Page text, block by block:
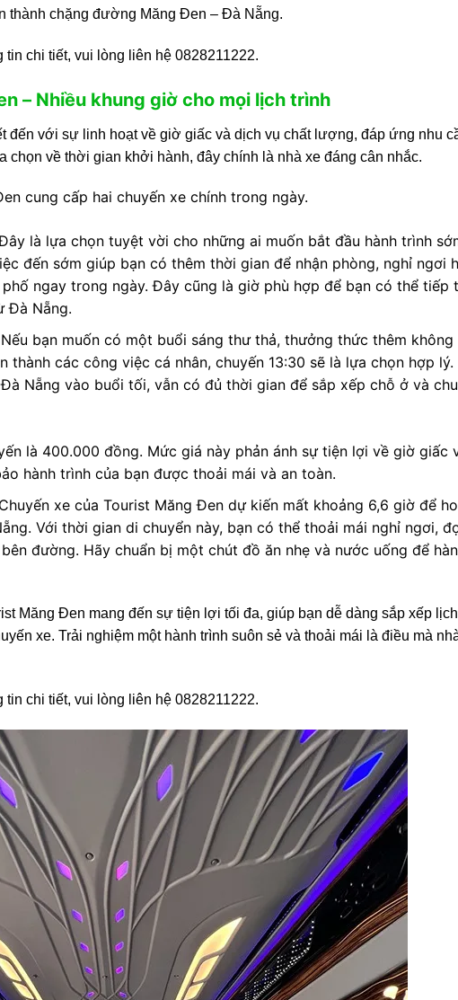
thành chặng đường Măng Đen – Đà Nẵng.
chi tiết, vui lòng liên hệ 0828211222.
– Nhiều khung giờ cho mọi lịch trình
đến với sự linh hoạt về giờ giấc và dịch vụ chất lượng, đáp ứng nhu
chọn về thời gian khởi hành, đây chính là nhà xe đáng cân nhắc.
cung cấp hai chuyến xe chính trong ngày.
là lựa chọn tuyệt vời cho những ai muốn bắt đầu hành trình
đến sớm giúp bạn có thêm thời gian để nhận phòng, nghỉ ngơi
ngay trong ngày. Đây cũng là giờ phù hợp để bạn có thể tiếp
Đà Nẵng.
bạn muốn có một buổi sáng thư thả, thưởng thức thêm
thành các công việc cá nhân, chuyến 13:30 sẽ là lựa chọn hợp lý.
Nẵng vào buổi tối, vẫn có đủ thời gian để sắp xếp chỗ ở và
là 400.000 đồng. Mức giá này phản ánh sự tiện lợi về giờ giấc
hành trình của bạn được thoải mái và an toàn.
xe của Tourist Măng Đen dự kiến mất khoảng 6,6 giờ để
Với thời gian di chuyển này, bạn có thể thoải mái nghỉ ngơi,
đường. Hãy chuẩn bị một chút đồ ăn nhẹ và nước uống để
Măng Đen mang đến sự tiện lợi tối đa, giúp bạn dễ dàng sắp xếp
xe. Trải nghiệm một hành trình suôn sẻ và thoải mái là điều mà
chi tiết, vui lòng liên hệ 0828211222.